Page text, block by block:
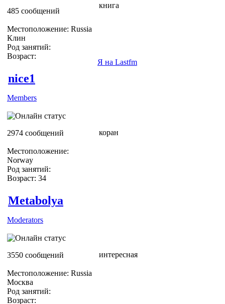
485 сообщений
Местоположение: Russia
Клин
Род занятий:
Возраст:
книга
Я на Lastfm
nice1
Members
2974 сообщений
Местоположение:
Norway
Род занятий:
Возраст: 34
коран
Metabolya
Moderators
3550 сообщений
Местоположение: Russia
Москва
Род занятий:
Возраст:
интересная